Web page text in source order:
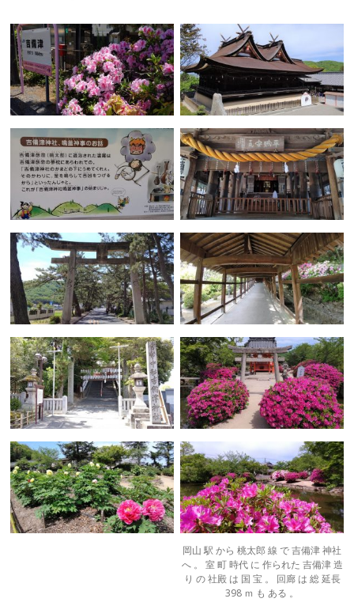
岡山 駅 から 桃太郎 線 で 吉備津 神社
へ 。 室 町 時代 に 作られた 吉備津 造
り の 社殿 は 国 宝 。 回廊 は 総 延長
398 ｍ も ある 。